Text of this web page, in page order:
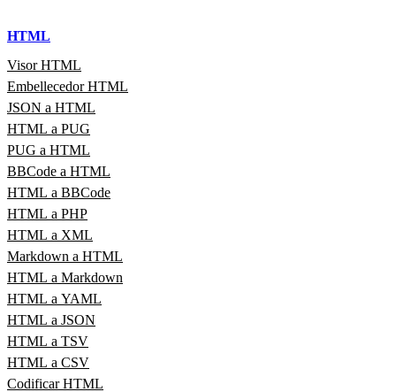
HTML
Visor HTML
Embellecedor HTML
JSON a HTML
HTML a PUG
PUG a HTML
BBCode a HTML
HTML a BBCode
HTML a PHP
HTML a XML
Markdown a HTML
HTML a Markdown
HTML a YAML
HTML a JSON
HTML a TSV
HTML a CSV
Codificar HTML